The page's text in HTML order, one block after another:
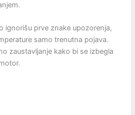
ignorišu prve znake upozorenja,
samo trenutna pojava.
zaustavljanje kako bi se izbegla